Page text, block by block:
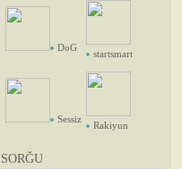
DoG
startsmart
Sessiz
Rakiyun
SORĞU